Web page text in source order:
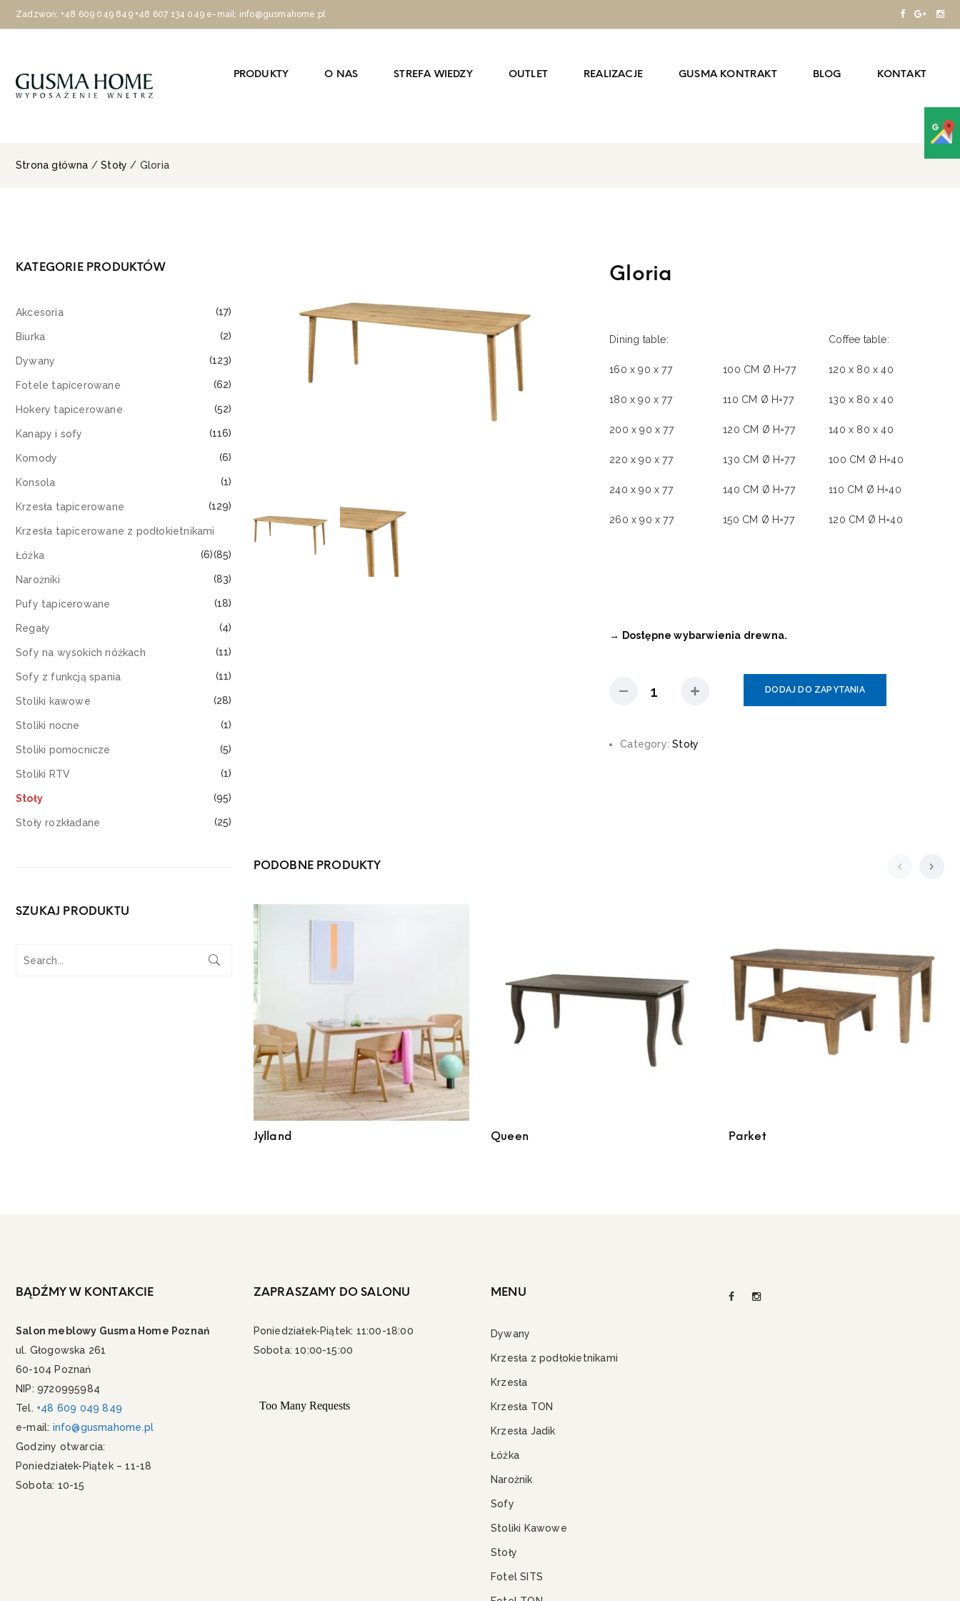
Zadzwoń: +48 609 049 849 +48 607 134 049 e-mail: info@gusmahome.pl
PRODUKTY O NAS STREFA WIEDZY OUTLET REALIZACJE GUSMA KONTRAKT BLOG KONTAKT
Strona główna /Stoły / Gloria
Gloria
Dining table: Coffee table:
160 x 90 x 77 100 CM Ø H=77 120 x 80 x 40
180 x 90 x 77 110 CM Ø H=77 130 x 80 x 40
200 x 90 x 77 120 CM Ø H=77 140 x 80 x 40
220 x 90 x 77 130 CM Ø H=77 100 CM Ø H=40
240 x 90 x 77 140 CM Ø H=77 110 CM Ø H=40
260 x 90 x 77 150 CM Ø H=77 120 CM Ø H=40
→ Dostępne wybarwienia drewna.
DODAJ DO ZAPYTANIA
Category:Stoły
PODOBNE PRODUKTY
Jylland Queen Parket
KATEGORIE PRODUKTÓW
Akcesoria (17)
Biurka (2)
Dywany (123)
Fotele tapicerowane (62)
Hokery tapicerowane (52)
Kanapy i sofy (116)
Komody (6)
Konsola (1)
Krzesła tapicerowane (129)
Krzesła tapicerowane z podłokietnikami
(85)
Łóżka (6)
Narożniki (83)
Pufy tapicerowane (18)
Regały (4)
Sofy na wysokich nóżkach (11)
Sofy z funkcją spania (11)
Stoliki kawowe (28)
Stoliki nocne (1)
Stoliki pomocnicze (5)
Stoliki RTV (1)
Stoły (95)
Stoły rozkładane (25)
SZUKAJ PRODUKTU
BĄDŹMY W KONTAKCIE
Salon meblowy Gusma Home Poznań
ul. Głogowska 261
60-104 Poznań
NIP: 9720995984
Tel. +48 609 049 849
e-mail: info@gusmahome.pl
Godziny otwarcia:
Poniedziałek-Piątek – 11-18
Sobota: 10-15
ZAPRASZAMY DO SALONU
Poniedziałek-Piątek: 11:00-18:00
Sobota: 10:00-15:00
MENU
Dywany
Krzesła z podłokietnikami
Krzesła
Krzesła TON
Krzesła Jadik
Łóżka
Narożnik
Sofy
Stoliki Kawowe
Stoły
Fotel SITS